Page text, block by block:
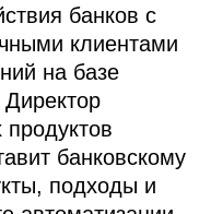
банков с
клиентами
на базе
банковскому
подходы и